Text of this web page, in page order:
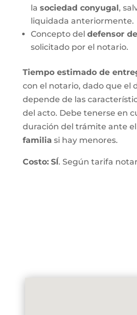
la sociedad conyugal,
liquidada anteriormente.
Concepto del defensor
solicitado por el notario.
Tiempo estimado de
con el notario, dado que el
depende de las
del acto. Debe tenerse en
duración del trámite ante el
familia si hay menores.
Costo: SÍ. Según tarifa